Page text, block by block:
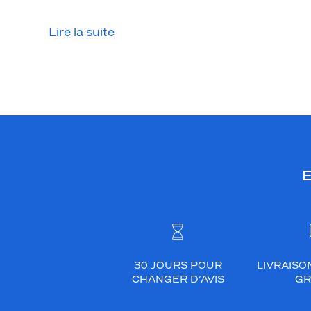
Lire la suite
30 JOURS POUR
CHANGER D’AVIS